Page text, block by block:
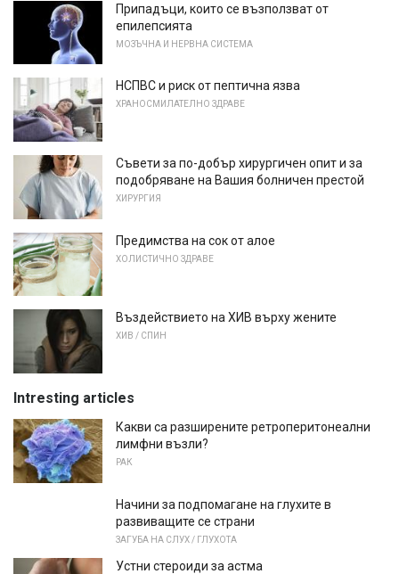
Припадъци, които се възползват от
епилепсията
МОЗЪЧНА И НЕРВНА СИСТЕМА
НСПВС и риск от пептична язва
ХРАНОСМИЛАТЕЛНО ЗДРАВЕ
Съвети за по-добър хирургичен опит и за
подобряване на Вашия болничен престой
ХИРУРГИЯ
Предимства на сок от алое
ХОЛИСТИЧНО ЗДРАВЕ
Въздействието на ХИВ върху жените
ХИВ / СПИН
Intresting articles
Какви са разширените ретроперитонеални
лимфни възли?
РАК
Начини за подпомагане на глухите в
развиващите се страни
ЗАГУБА НА СЛУХ / ГЛУХОТА
Устни стероиди за астма